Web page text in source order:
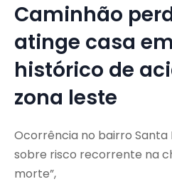
Caminhão
atinge casa
histórico de
zona leste
Ocorrência no bairro
sobre risco recorrente na
morte”,